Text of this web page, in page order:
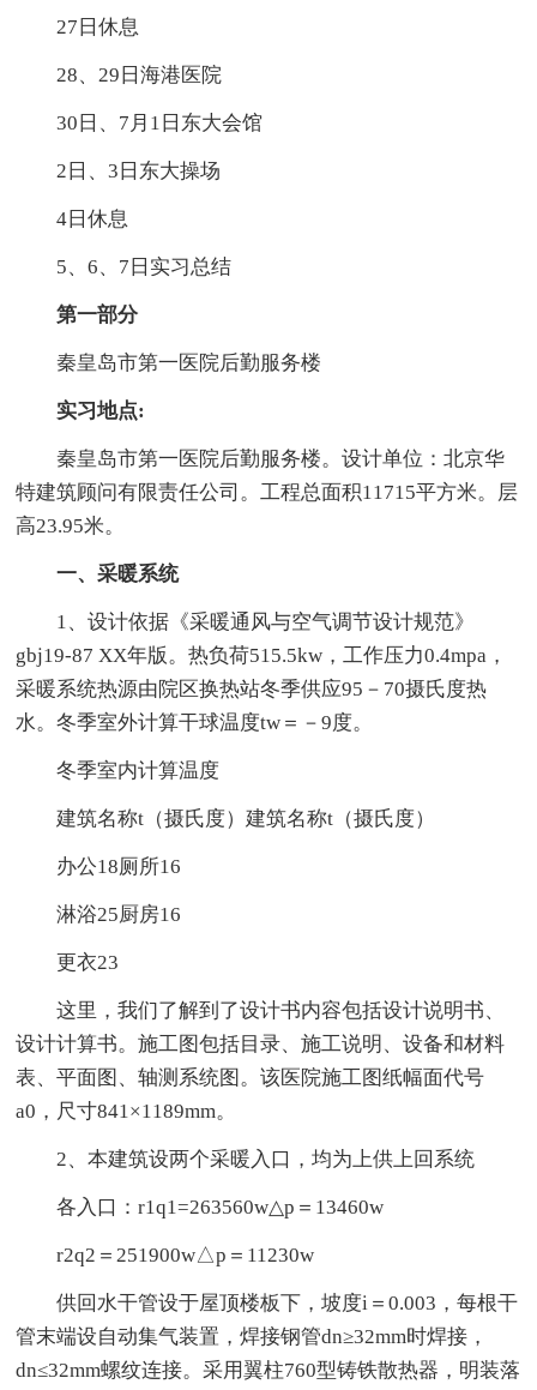
27日休息
28、29日海港医院
30日、7月1日东大会馆
2日、3日东大操场
4日休息
5、6、7日实习总结
第一部分
秦皇岛市第一医院后勤服务楼
实习地点:
秦皇岛市第一医院后勤服务楼。设计单位：北京华
特建筑顾问有限责任公司。工程总面积11715平方米。层
高23.95米。
一、采暖系统
1、设计依据《采暖通风与空气调节设计规范》
gbj19-87 XX年版。热负荷515.5kw，工作压力0.4mpa，
采暖系统热源由院区换热站冬季供应95－70摄氏度热
水。冬季室外计算干球温度tw＝－9度。
冬季室内计算温度
建筑名称t（摄氏度）建筑名称t（摄氏度）
办公18厕所16
淋浴25厨房16
更衣23
这里，我们了解到了设计书内容包括设计说明书、
设计计算书。施工图包括目录、施工说明、设备和材料
表、平面图、轴测系统图。该医院施工图纸幅面代号
a0，尺寸841×1189mm。
2、本建筑设两个采暖入口，均为上供上回系统
各入口：r1q1=263560w△p＝13460w
r2q2＝251900w△p＝11230w
供回水干管设于屋顶楼板下，坡度i＝0.003，每根干
管末端设自动集气装置，焊接钢管dn≥32mm时焊接，
dn≤32mm螺纹连接。采用翼柱760型铸铁散热器，明装落